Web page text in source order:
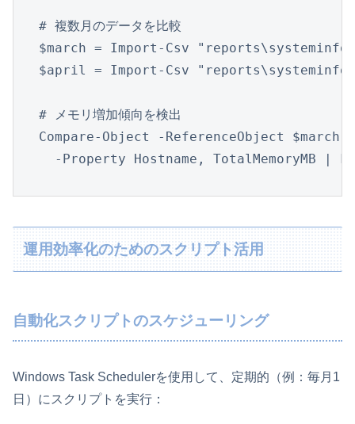
# 複数月のデータを比較
$march = Import-Csv
$april = Import-Csv
# メモリ増加傾向を検出
Compare-Object -ReferenceObject
-Property Hostname, TotalMemoryMB |
運用効率化のためのスクリプト活用
自動化スクリプトのスケジューリング
Windows Task Schedulerを使用して、定期的（例：毎月1
日）にスクリプトを実行：